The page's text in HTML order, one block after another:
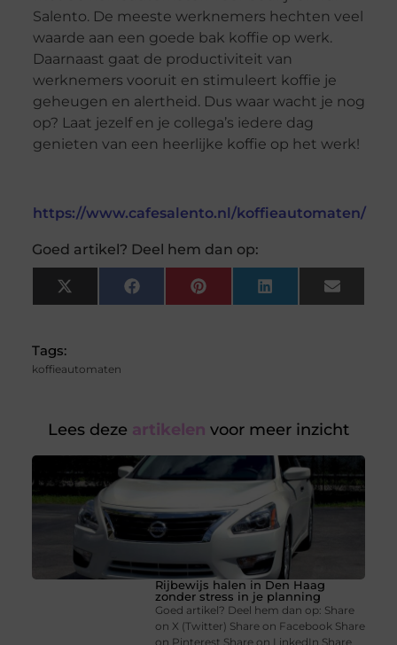
Salento. De meeste werknemers hechten veel
waarde aan een goede bak koffie op werk.
Daarnaast gaat de productiviteit van
werknemers vooruit en stimuleert koffie je
geheugen en alertheid. Dus waar wacht je nog
op? Laat jezelf en je collega’s iedere dag
genieten van een heerlijke koffie op het werk!
https://www.cafesalento.nl/koffieautomaten/
Goed artikel? Deel hem dan op:
X
(Twitter)
FacebookPinterest LinkedIn Email
Tags:
koffieautomaten
Lees deze artikelen voor meer inzicht
Rijbewijs halen in Den Haag
zonder stress in je planning
Goed artikel? Deel hem dan op: Share
on X (Twitter) Share on Facebook Share
on Pinterest Share on LinkedIn Share